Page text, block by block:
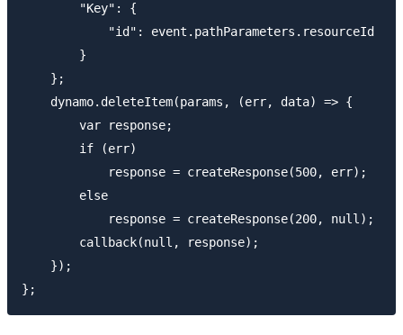
        "Key": {
            "id": event.pathParameters.resourceId
        }
    };
    dynamo.deleteItem(params, (err, data) => {
        var response;
        if (err)
            response = createResponse(500, err);
        else
            response = createResponse(200, null);
        callback(null, response);
    });